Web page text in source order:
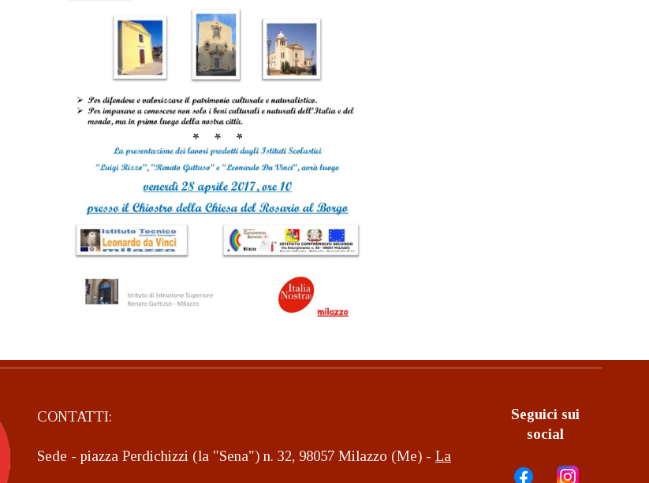
CONTATTI:
Sede - piazza Perdichizzi (la "Sena") n. 32, 98057 Milazzo (Me) - La
Seguici sui
social